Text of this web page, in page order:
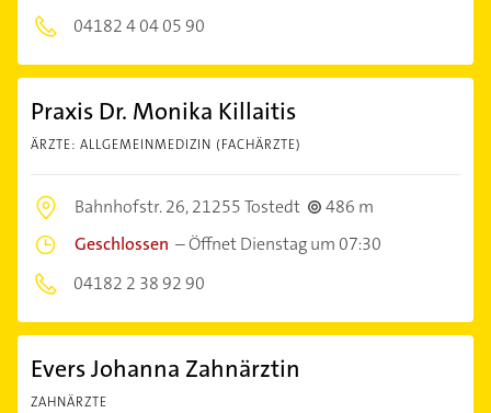
04182 4 04 05 90
Praxis Dr. Monika Killaitis
ÄRZTE: ALLGEMEINMEDIZIN (FACHÄRZTE)
Bahnhofstr. 26,21255 Tostedt
486 m
Geschlossen –Öffnet Dienstag um 07:30
04182 2 38 92 90
Evers Johanna Zahnärztin
ZAHNÄRZTE